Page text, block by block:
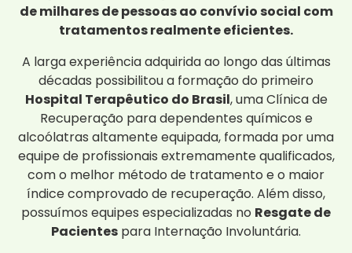
de milhares de pessoas ao convívio social com
tratamentos realmente eficientes.
A larga experiência adquirida ao longo das últimas
décadas possibilitou a formação do primeiro
Hospital Terapêutico do Brasil, uma Clínica de
Recuperação para dependentes químicos e
alcoólatras altamente equipada, formada por uma
equipe de profissionais extremamente qualificados,
com o melhor método de tratamento e o maior
índice comprovado de recuperação. Além disso,
possuímos equipes especializadas no Resgate de
Pacientes para Internação Involuntária.